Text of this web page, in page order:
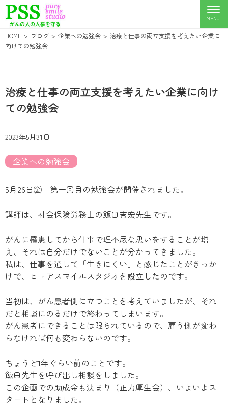
HOME ブログ 企業への勉強会
治療と仕事の両立支援を考えたい企業に
向けての勉強会
治療と仕事の両立支援を考えたい企業に向け
ての勉強会
2023年5月31日
企業への勉強会
5月26日㈮ 第一回目の勉強会が開催されました。
講師は、社会保険労務士の飯田吉宏先生です。
がんに罹患してから仕事で理不尽な思いをすることが増
え、それは自分だけでないことが分かってきました。
私は、仕事を通して「生きにくい」と感じたことがきっか
けで、ピュアスマイルスタジオを設立したのです。
当初は、がん患者側に立つことを考えていましたが、それ
だと相談にのるだけで終わってしまいます。
がん患者にできることは限られているので、雇う側が変わ
らなければ何も変わらないのです。
ちょうど1年ぐらい前のことです。
飯田先生を呼び出し相談をしました。
この企画での助成金も決まり（正力厚生会）、いよいよス
タートとなりました。